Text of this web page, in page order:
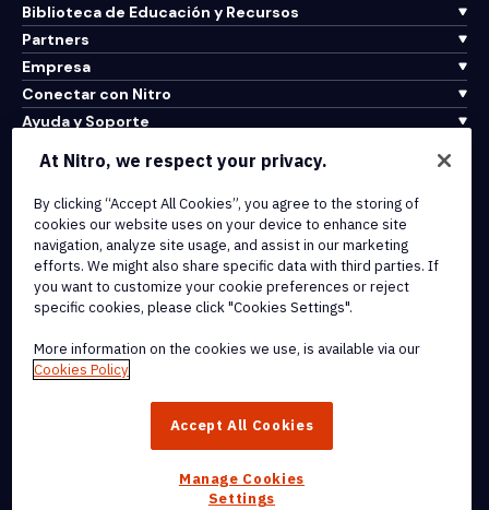
Biblioteca de Educación y Recursos
Partners
Empresa
Conectar con Nitro
Ayuda y Soporte
Terms of Service
Cookie Policy
Copyright Policy
All Terms & Policies
trademarks, of Nitro Software, Inc. or its affiliates in the United
At Nitro, we respect your privacy.
By clicking “Accept All Cookies”, you agree to the storing of
cookies our website uses on your device to enhance site
navigation, analyze site usage, and assist in our marketing
efforts. We might also share specific data with third parties. If
you want to customize your cookie preferences or reject
specific cookies, please click "Cookies Settings".
More information on the cookies we use, is available via our
Cookies Policy
Accept All Cookies
Manage Cookies
Settings